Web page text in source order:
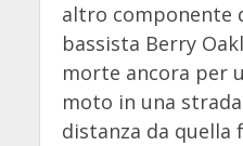
altro componente
bassista Berry
morte ancora per
moto in una
distanza da quella